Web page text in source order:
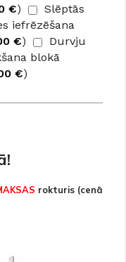
€)
Slēptās
iefrēzēšana
€)
Durvju
blokā
€)
rokturis (cenā